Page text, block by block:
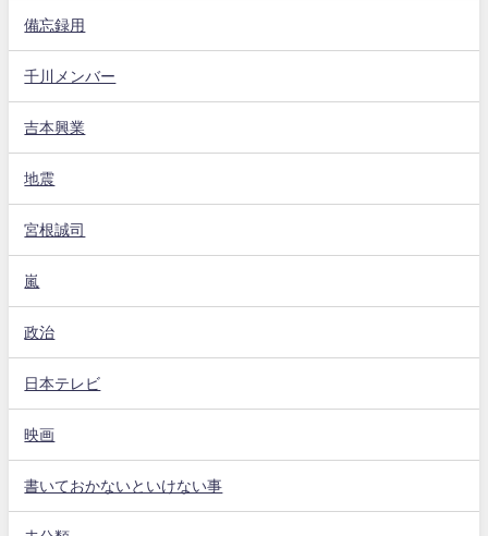
備忘録用
千川メンバー
吉本興業
地震
宮根誠司
嵐
政治
日本テレビ
映画
書いておかないといけない事